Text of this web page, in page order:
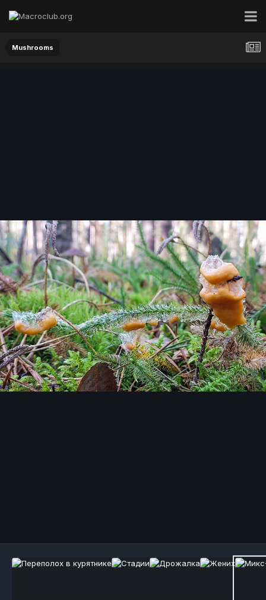
Mushrooms